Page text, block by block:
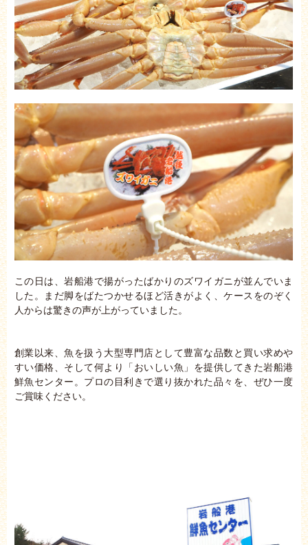
この日は、岩船港で揚がったばかりのズワイガニが並んでいま
した。まだ脚をばたつかせるほど活きがよく、ケースをのぞく
人からは驚きの声が上がっていました。
創業以来、魚を扱う大型専門店として豊富な品数と買い求めや
すい価格、そして何より「おいしい魚」を提供してきた岩船港
鮮魚センター。プロの目利きで選り抜かれた品々を、ぜひ一度
ご賞味ください。